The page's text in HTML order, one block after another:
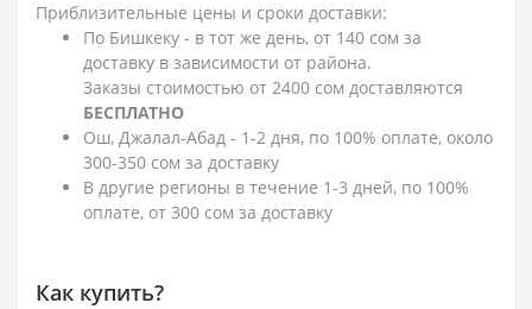
Приблизительные цены и сроки доставки:
По Бишкеку - в тот же день, от 140 сом за
доставку в зависимости от района.
Заказы стоимостью от 2400 сом доставляются
БЕСПЛАТНО
Ош, Джалал-Абад - 1-2 дня, по 100% оплате, около
300-350 сом за доставку
В другие регионы в течение 1-3 дней, по 100%
оплате, от 300 сом за доставку
Как купить?